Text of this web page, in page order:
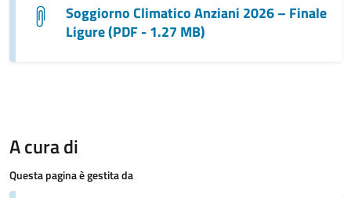
Soggiorno Climatico Anziani 2026 – Finale
Ligure (PDF - 1.27 MB)
A cura di
Questa pagina è gestita da